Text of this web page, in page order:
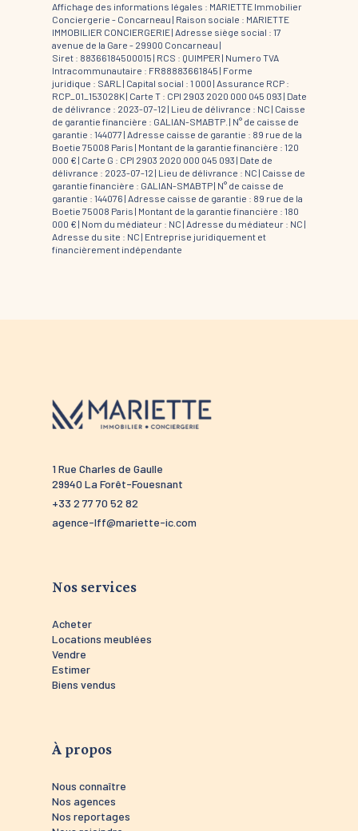
Affichage des informations légales : MARIETTE Immobilier
Conciergerie - Concarneau | Raison sociale : MARIETTE
IMMOBILIER CONCIERGERIE | Adresse siège social : 17
avenue de la Gare - 29900 Concarneau |
Siret : 88366184500015 | RCS : QUIMPER | Numero TVA
Intracommunautaire : FR88883661845 | Forme
juridique : SARL | Capital social : 1 000 | Assurance RCP :
RCP_01_153028K | Carte T : CPI 2903 2020 000 045 093 | Date
de délivrance : 2023-07-12 | Lieu de délivrance : NC | Caisse
de garantie financière : GALIAN-SMABTP. | N° de caisse de
garantie : 144077 | Adresse caisse de garantie : 89 rue de la
Boetie 75008 Paris | Montant de la garantie financière : 120
000 € | Carte G : CPI 2903 2020 000 045 093 | Date de
délivrance : 2023-07-12 | Lieu de délivrance : NC | Caisse de
garantie financière : GALIAN-SMABTP | N° de caisse de
garantie : 144076 | Adresse caisse de garantie : 89 rue de la
Boetie 75008 Paris | Montant de la garantie financière : 180
000 € | Nom du médiateur : NC | Adresse du médiateur : NC |
Adresse du site : NC | Entreprise juridiquement et
financièrement indépendante
1 Rue Charles de Gaulle
29940 La Forêt-Fouesnant
+33 2 77 70 52 82
agence-lff@mariette-ic.com
Nos services
Acheter
Locations meublées
Vendre
Estimer
Biens vendus
À propos
Nous connaître
Nos agences
Nos reportages